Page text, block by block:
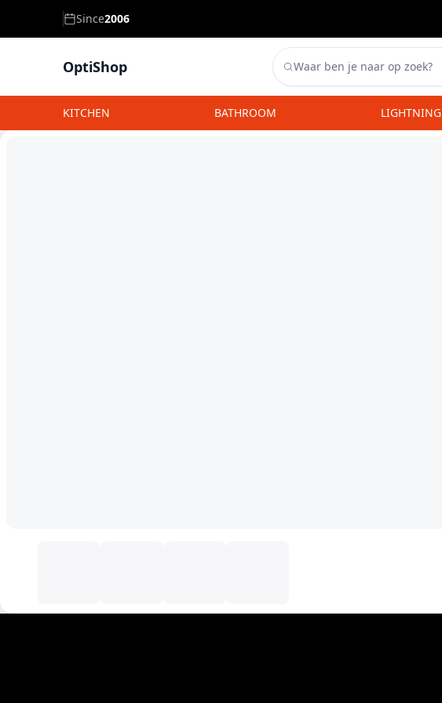
Since2006
OptiShop
Navigation links failed to load.
KITCHEN BATHROOM LIGHTNING